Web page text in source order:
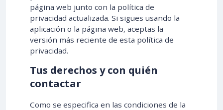
página web junto con la política de
privacidad actualizada. Si sigues usando la
aplicación o la página web, aceptas la
versión más reciente de esta política de
privacidad.
Tus derechos y con quién
contactar
Como se especifica en las condiciones de la